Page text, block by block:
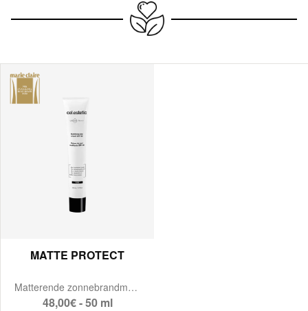
MATTE PROTECT
Matterende zonnebrandmousse SPF 50
48,00€ - 50 ml